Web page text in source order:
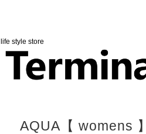
life style store
AQUA【 womens